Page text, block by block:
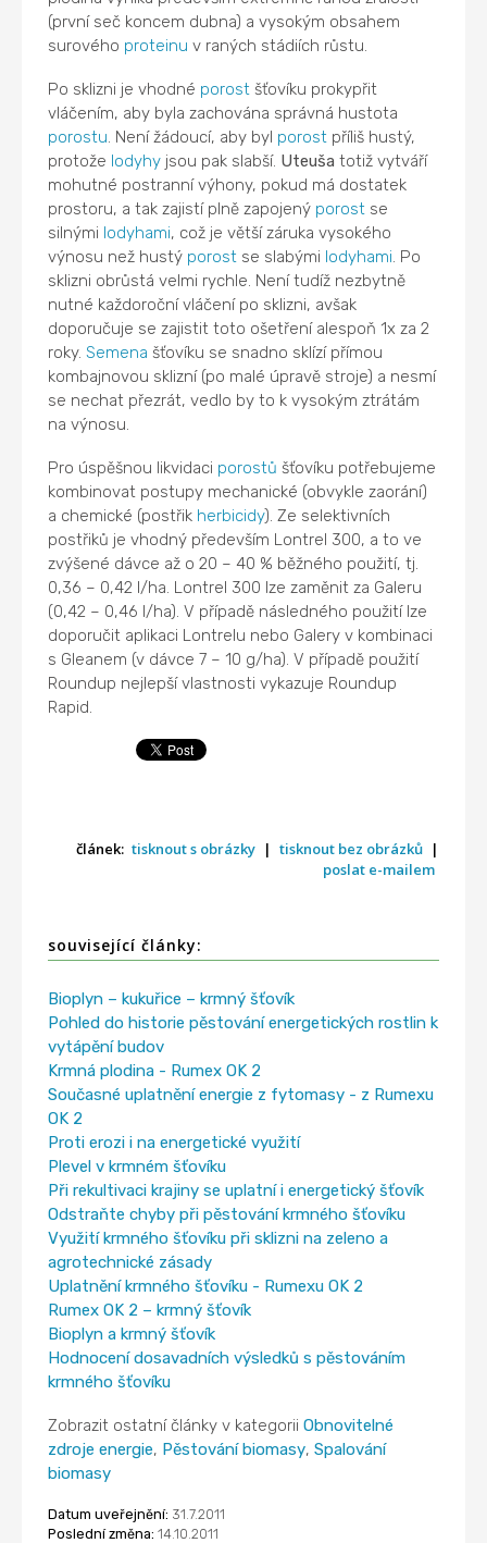
(první seč koncem dubna) a vysokým obsahem
surového proteinu v raných stádiích růstu.
Po sklizni je vhodné porost šťovíku prokypřit
vláčením, aby byla zachována správná hustota
porostu. Není žádoucí, aby byl porost příliš hustý,
protože lodyhy jsou pak slabší. Uteuša totiž vytváří
mohutné postranní výhony, pokud má dostatek
prostoru, a tak zajistí plně zapojený porost se
silnými lodyhami, což je větší záruka vysokého
výnosu než hustý porost se slabými lodyhami. Po
sklizni obrůstá velmi rychle. Není tudíž nezbytně
nutné každoroční vláčení po sklizni, avšak
doporučuje se zajistit toto ošetření alespoň 1x za 2
roky.Semena šťovíku se snadno sklízí přímou
kombajnovou sklizní (po malé úpravě stroje) a nesmí
se nechat přezrát, vedlo by to k vysokým ztrátám
na výnosu.
Pro úspěšnou likvidaci porostů šťovíku potřebujeme
kombinovat postupy mechanické (obvykle zaorání)
a chemické (postřik herbicidy). Ze selektivních
postřiků je vhodný především Lontrel 300, a to ve
zvýšené dávce až o 20 – 40 % běžného použití, tj.
0,36 – 0,42 l/ha. Lontrel 300 lze zaměnit za Galeru
(0,42 – 0,46 l/ha). V případě následného použití lze
doporučit aplikaci Lontrelu nebo Galery v kombinaci
s Gleanem (v dávce 7 – 10 g/ha). V případě použití
Roundup nejlepší vlastnosti vykazuje Roundup
Rapid.
článek: tisknout s obrázky | tisknout bez obrázků |
poslat e-mailem
související články:
Bioplyn – kukuřice – krmný šťovík
Pohled do historie pěstování energetických rostlin k
vytápění budov
Krmná plodina - Rumex OK 2
Současné uplatnění energie z fytomasy - z Rumexu
OK 2
Proti erozi i na energetické využití
Plevel v krmném šťovíku
Při rekultivaci krajiny se uplatní i energetický šťovík
Odstraňte chyby při pěstování krmného šťovíku
Využití krmného šťovíku při sklizni na zeleno a
agrotechnické zásady
Uplatnění krmného šťovíku - Rumexu OK 2
Rumex OK 2 – krmný šťovík
Bioplyn a krmný šťovík
Hodnocení dosavadních výsledků s pěstováním
krmného šťovíku
Zobrazit ostatní články v kategoriiObnovitelné
zdroje energie, Pěstování biomasy,Spalování
biomasy
Datum uveřejnění: 31.7.2011
Poslední změna: 14.10.2011